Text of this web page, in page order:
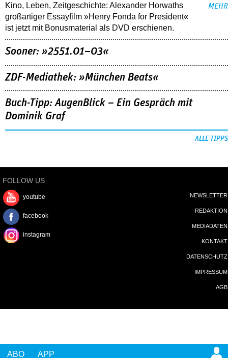
ABO APP
Kino, Leben, Zeitgeschichte: Alexander Horwaths
großartiger Essayfilm »Henry Fonda for President«
ist jetzt mit Bonusmaterial als DVD erschienen.
MEHR
Sooner: »2551.01–03«
ZDF-Mediathek: »München Beats«
Buch-Tipp: AugenBlick – Ein Gespräch mit
Dominik Graf
ALLE TIPPS
FOLLOW US
youtube
facebook
instagram
NEWSLETTER
REDAKTION
MEDIADATEN
KONTAKT
DATENSCHUTZ
IMPRESSUM
AGB